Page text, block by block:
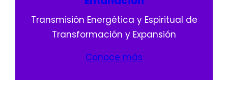
Transmisión Energética y Espiritual de
Transformación y Expansión
Conoce más